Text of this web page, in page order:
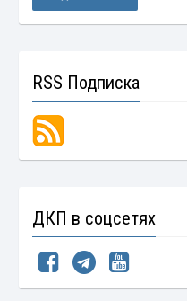
RSS Подписка
ДКП в соцсетях